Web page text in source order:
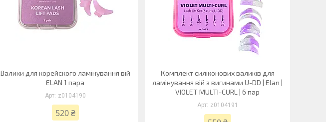
Валики для корейского ламінування вій
ELAN 1 пара
z0104190
520 ₴
Комплект силіконових валиків для
ламінування вій з вигинами U-DD | Elan |
VIOLET MULTI-CURL | 6 пар
z0104191